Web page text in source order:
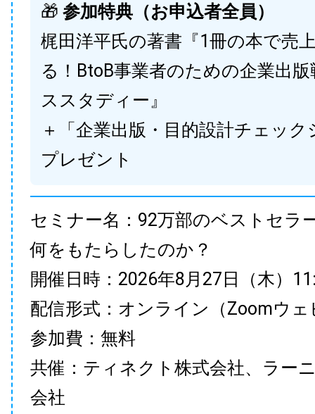
🎁 参加特典（お申込者全員）
梶田洋平氏の著書『1冊の本で売
る！BtoB事業者のための企業出
ススタディー』
＋「企業出版・目的設計チェック
プレゼント
セミナー名：92万部のベストセラ
何をもたらしたのか？
開催日時：2026年8月27日（木）
配信形式：オンライン（Zoomウェ
参加費：無料
共催：ティネクト株式会社、ラー
会社